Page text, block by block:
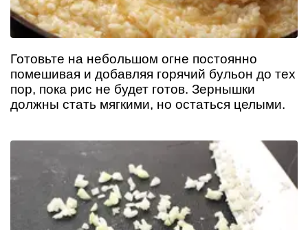
Готовьте на небольшом огне постоянно
помешивая и добавляя горячий бульон до тех
пор, пока рис не будет готов. Зернышки
должны стать мягкими, но остаться целыми.